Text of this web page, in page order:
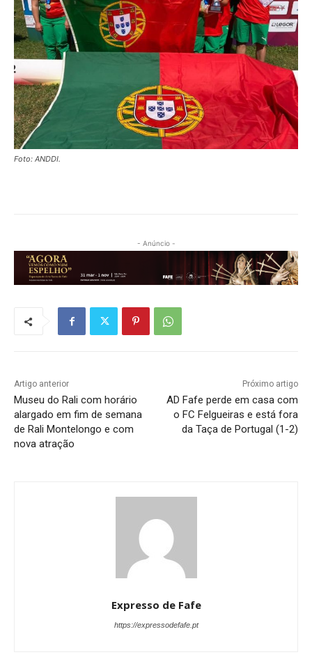
Foto: ANDDI.
- Anúncio -
Artigo anterior
Museu do Rali com horário
alargado em fim de semana
de Rali Montelongo e com
nova atração
Próximo artigo
AD Fafe perde em casa com
o FC Felgueiras e está fora
da Taça de Portugal (1-2)
Expresso de Fafe
https://expressodefafe.pt